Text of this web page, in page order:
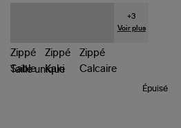
+3
Voir plus
Tailleunique
Épuisé